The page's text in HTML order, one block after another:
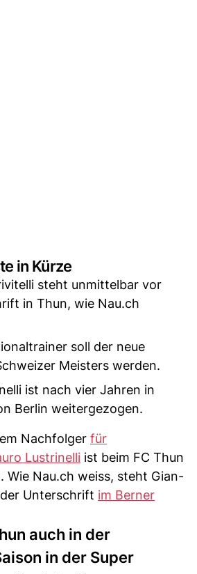
in Kürze
steht unmittelbar vor
in Thun, wie Nau.ch
soll der neue
Meisters werden.
ist nach vier Jahren in
Berlin weitergezogen.
Nachfolger für
Lustrinelli ist beim FC Thun
Wie Nau.ch weiss, steht Gian-
Unterschrift im Berner
auch in der
in der Super